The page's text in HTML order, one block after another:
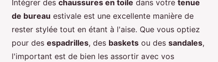
Intégrer des chaussures en toile dans votre tenue
de bureau estivale est une excellente manière de
rester stylée tout en étant à l'aise. Que vous optiez
pour des espadrilles, des baskets ou des sandales,
l'important est de bien les assortir avec vos